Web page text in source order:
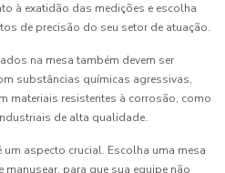
à exatidão das medições e escolha
de precisão do seu setor de atuação.
na mesa também devem ser
substâncias químicas agressivas,
materiais resistentes à corrosão, como
de alta qualidade.
um aspecto crucial. Escolha uma mesa
manusear, para que sua equipe não